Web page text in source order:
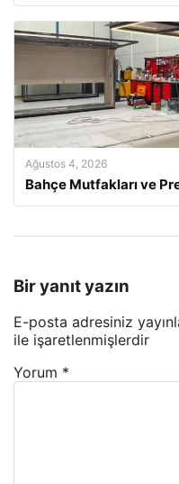
Ağustos 4, 2026
Bahçe Mutfakları ve
Bir yanıt yazın
E-posta adresiniz
ile işaretlenmişlerdir
Yorum *